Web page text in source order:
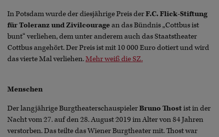
In Potsdam wurde der diesjährige Preis derF.C. Flick-Stiftung
für Toleranz und Zivilcouragean das Bündnis „Cottbus ist
bunt“ verliehen, dem unter anderem auch das Staatstheater
Cottbus angehört. Der Preis ist mit 10 000 Euro dotiert und wird
das vierte Mal verliehen.Mehr weiß die SZ.
Menschen
Der langjährige BurgtheaterschauspielerBruno Thostist in der
Nacht vom 27. auf den 28. August 2019 im Alter von 84 Jahren
verstorben. Das teilte das Wiener Burgtheater mit. Thost war